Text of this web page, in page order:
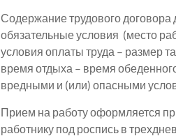
Содержание трудового договора
обязательные условия (место
условия оплаты труда – размер
время отдыха – время
вредными и (или) опасными
Прием на работу оформляется
работнику под роспись в